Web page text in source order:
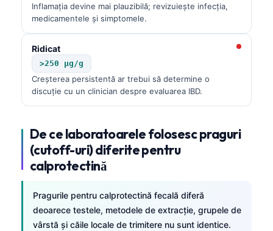
Inflamația devine mai plauzibilă; revizuiește infecția,
medicamentele și simptomele.
Ridicat
>250 µg/g
Creșterea persistentă ar trebui să determine o
discuție cu un clinician despre evaluarea IBD.
De ce laboratoarele folosesc praguri
(cutoff-uri) diferite pentru
calprotectină
Pragurile pentru calprotectină fecală diferă
deoarece testele, metodele de extracție, grupele de
vârstă și căile locale de trimitere nu sunt identice.